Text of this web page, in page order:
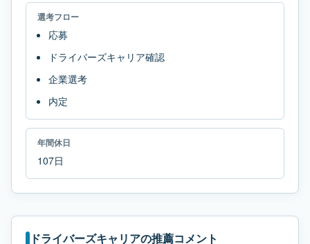
選考フロー
応募
ドライバーズキャリア確認
企業選考
内定
年間休日
107日
ドライバーズキャリアの推薦コメント